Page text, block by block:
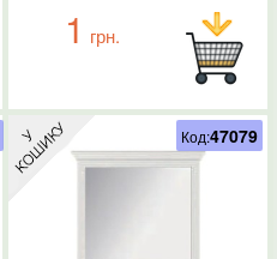
1 грн.
Код:47079